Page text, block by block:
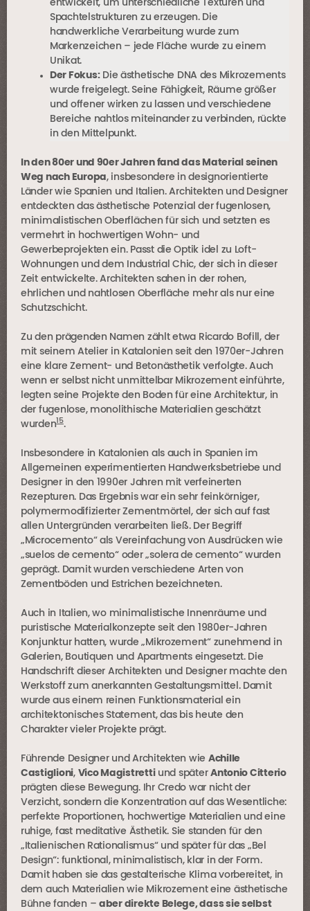
entwickelt, um unterschiedliche Texturen und
Spachtelstrukturen zu erzeugen. Die
handwerkliche Verarbeitung wurde zum
Markenzeichen – jede Fläche wurde zu einem
Unikat.
Der Fokus:Die ästhetische DNA des Mikrozements
wurde freigelegt. Seine Fähigkeit, Räume größer
und offener wirken zu lassen und verschiedene
Bereiche nahtlos miteinander zu verbinden, rückte
in den Mittelpunkt.
In den 80er und 90er Jahren fand das Material seinen
Weg nach Europa, insbesondere in designorientierte
Länder wie Spanien und Italien. Architekten und Designer
entdeckten das ästhetische Potenzial der fugenlosen,
minimalistischen Oberflächen für sich und setzten es
vermehrt in hochwertigen Wohn- und
Gewerbeprojekten ein. Passt die Optik idel zu Loft-
Wohnungen und dem Industrial Chic, der sich in dieser
Zeit entwickelte. Architekten sahen in der rohen,
ehrlichen und nahtlosen Oberfläche mehr als nur eine
Schutzschicht.
Zu den prägenden Namen zählt etwa Ricardo Bofill, der
mit seinem Atelier in Katalonien seit den 1970er-Jahren
eine klare Zement- und Betonästhetik verfolgte. Auch
wenn er selbst nicht unmittelbar Mikrozement einführte,
legten seine Projekte den Boden für eine Architektur, in
der fugenlose, monolithische Materialien geschätzt
wurden 15.
Insbesondere in Katalonien als auch in Spanien im
Allgemeinen experimentierten Handwerksbetriebe und
Designer in den 1990er Jahren mit verfeinerten
Rezepturen. Das Ergebnis war ein sehr feinkörniger,
polymermodifizierter Zementmörtel, der sich auf fast
allen Untergründen verarbeiten ließ. Der Begriff
„Microcemento“ als Vereinfachung von Ausdrücken wie
„suelos de cemento“ oder „solera de cemento“ wurden
geprägt. Damit wurden verschiedene Arten von
Zementböden und Estrichen bezeichneten.
Auch in Italien, wo minimalistische Innenräume und
puristische Materialkonzepte seit den 1980er-Jahren
Konjunktur hatten, wurde „Mikrozement“ zunehmend in
Galerien, Boutiquen und Apartments eingesetzt. Die
Handschrift dieser Architekten und Designer machte den
Werkstoff zum anerkannten Gestaltungsmittel. Damit
wurde aus einem reinen Funktionsmaterial ein
architektonisches Statement, das bis heute den
Charakter vieler Projekte prägt.
Führende Designer und Architekten wie Achille
Castiglioni, Vico Magistrettiund späterAntonio Citterio
prägten diese Bewegung. Ihr Credo war nicht der
Verzicht, sondern die Konzentration auf das Wesentliche:
perfekte Proportionen, hochwertige Materialien und eine
ruhige, fast meditative Ästhetik. Sie standen für den
„Italienischen Rationalismus“ und später für das „Bel
Design“: funktional, minimalistisch, klar in der Form.
Damit haben sie das gestalterische Klima vorbereitet, in
dem auch Materialien wie Mikrozement eine ästhetische
Bühne fanden –aber direkte Belege, dass sie selbst